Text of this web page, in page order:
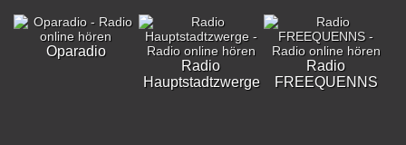
Oparadio
Radio
Hauptstadtzwerge
Radio
FREEQUENNS